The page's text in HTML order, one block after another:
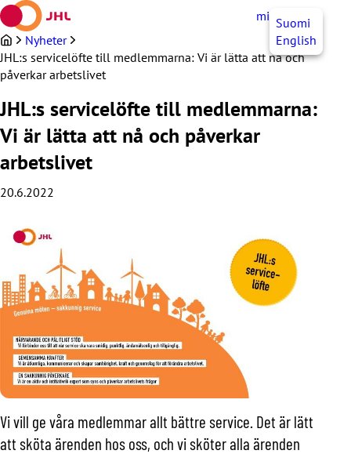
Hoppa
till
innehållet
mittJHL SV
Suomi
English
Nyheter
JHL:s servicelöfte till medlemmarna: Vi är lätta att nå och
påverkar arbetslivet
JHL:s servicelöfte till medlemmarna:
Vi är lätta att nå och påverkar
arbetslivet
20.6.2022
Vi vill ge våra medlemmar allt bättre service. Det är lätt
att sköta ärenden hos oss, och vi sköter alla ärenden